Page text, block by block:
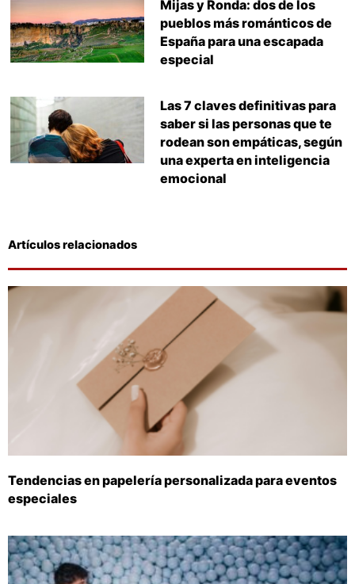
Mijas y Ronda: dos de los
pueblos más románticos de
España para una escapada
especial
Las 7 claves definitivas para
saber si las personas que te
rodean son empáticas, según
una experta en inteligencia
emocional
Artículos relacionados
Tendencias en papelería personalizada para eventos
especiales